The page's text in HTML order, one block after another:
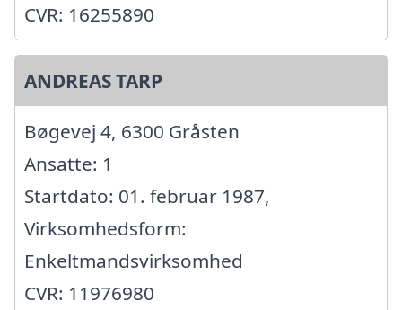
CVR: 16255890
ANDREAS TARP
Bøgevej 4, 6300 Gråsten
Ansatte: 1
Startdato: 01. februar 1987,
Virksomhedsform:
Enkeltmandsvirksomhed
CVR: 11976980